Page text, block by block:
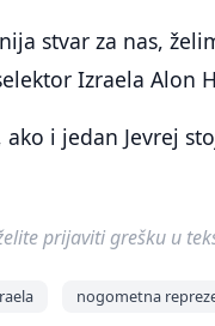
stvar za nas,
Izraela Alon
i jedan Jevrej
prijaviti grešku u
nogometna